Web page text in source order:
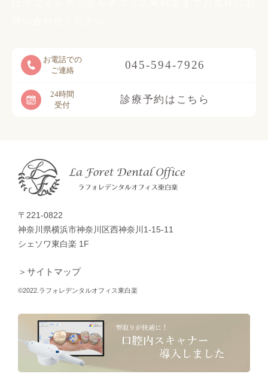
お電話での
ご連絡
045-594-7926
24時間
受付
診療予約はこちら
〒221-0822
神奈川県横浜市神奈川区西神奈川1-15-11
シェソワ東白楽 1F
＞サイトマップ
©2022.ラフォレデンタルオフィス東白楽